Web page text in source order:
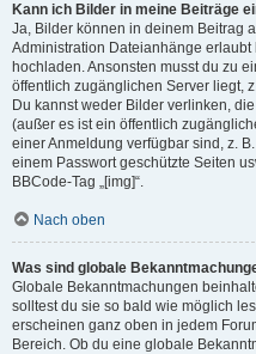
Kann ich Bilder in meine Beiträge
Ja, Bilder können in deinem Beitrag
Administration Dateianhänge
hochladen. Ansonsten musst du zu
öffentlich zugänglichen Server liegt,
Du kannst weder Bilder verlinken,
(außer es ist ein öffentlich
einer Anmeldung verfügbar sind, z.
einem Passwort geschützte Seiten
BBCode-Tag „[img]“.
Nach oben
Was sind globale
Globale Bekanntmachungen
solltest du sie so bald wie möglich
erscheinen ganz oben in jedem
Bereich. Ob du eine globale